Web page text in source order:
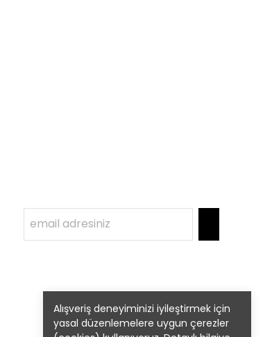
Alışveriş deneyiminizi iyileştirmek için
yasal düzenlemelere uygun çerezler